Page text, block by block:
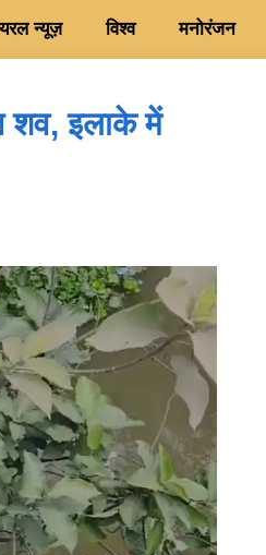
न्यूज़ विश्व मनोरंजन
शव, इलाके में